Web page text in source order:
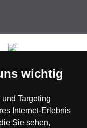
wichtig
Targeting
Internet-Erlebnis
Sie sehen,